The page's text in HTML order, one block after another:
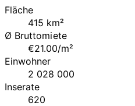
Fläche
415 km²
Ø Bruttomiete
€21.00/m²
Einwohner
2 028 000
Inserate
620